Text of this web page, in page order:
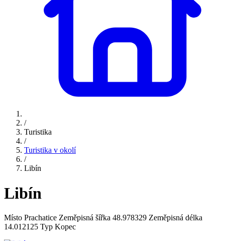
/
Turistika
/
Turistika v okolí
/
Libín
Libín
Místo Prachatice Zeměpisná šířka 48.978329 Zeměpisná délka
14.012125 Typ Kopec